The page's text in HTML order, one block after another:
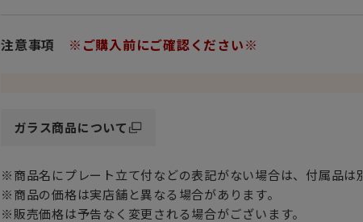
て作られています。匠の技とお酒の味を楽しむのに最高の逸品。
「ご使用上の注意」
・電子レンジ、オーブン、直火、食器洗い乾燥機等には、ご使
注意事項 ※ご購入前にご確認ください※
ガラス商品について
※商品名にプレート立て付などの表記がない場合は、付属品は
※商品の価格は実店舗と異なる場合があります。
※販売価格は予告なく変更される場合がございます。